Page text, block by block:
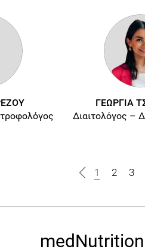
ΓΕΩΡΓΙΑ
Διαιτολόγος –
1 2 3